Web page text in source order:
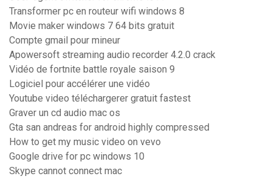
Transformer pc en routeur wifi windows 8
Movie maker windows 7 64 bits gratuit
Compte gmail pour mineur
Apowersoft streaming audio recorder 4.2.0 crack
Vidéo de fortnite battle royale saison 9
Logiciel pour accélérer une vidéo
Youtube video téléchargerer gratuit fastest
Graver un cd audio mac os
Gta san andreas for android highly compressed
How to get my music video on vevo
Google drive for pc windows 10
Skype cannot connect mac